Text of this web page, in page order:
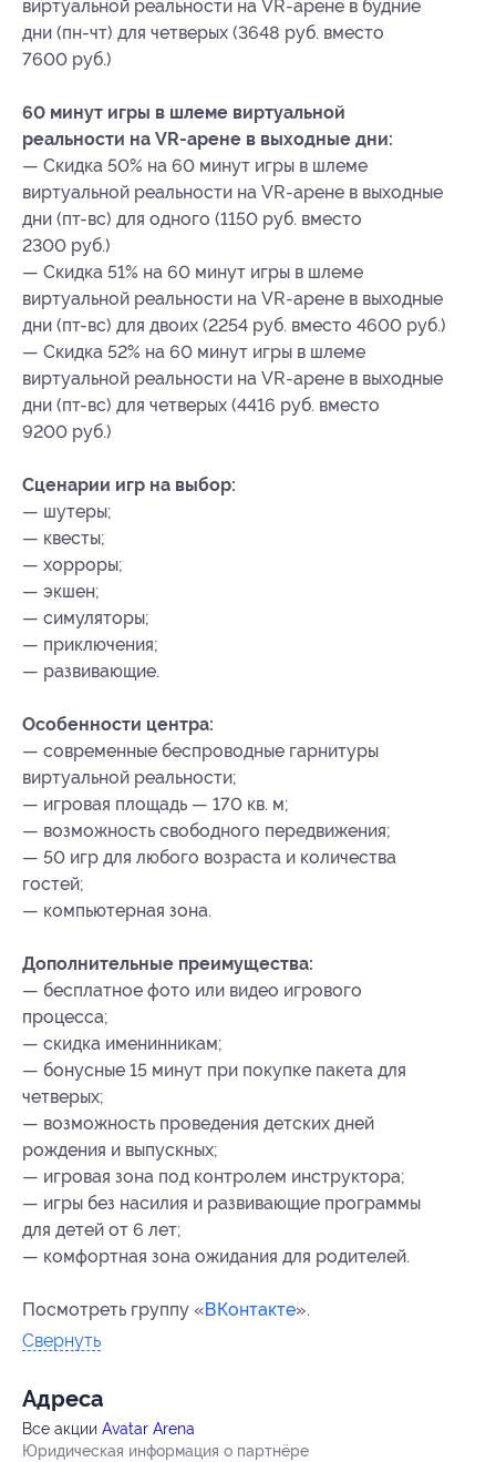
виртуальной реальности на VR-арене в будние
дни (пн-чт) для четверых (3648 руб. вместо
7600 руб.)
60 минут игры в шлеме виртуальной
реальности на VR-арене в выходные дни:
— Скидка 50% на 60 минут игры в шлеме
виртуальной реальности на VR-арене в выходные
дни (пт-вс) для одного (1150 руб. вместо
2300 руб.)
— Скидка 51% на 60 минут игры в шлеме
виртуальной реальности на VR-арене в выходные
дни (пт-вс) для двоих (2254 руб. вместо 4600 руб.)
— Скидка 52% на 60 минут игры в шлеме
виртуальной реальности на VR-арене в выходные
дни (пт-вс) для четверых (4416 руб. вместо
9200 руб.)
Сценарии игр на выбор:
— шутеры;
— квесты;
— хорроры;
— экшен;
— симуляторы;
— приключения;
— развивающие.
Особенности центра:
— современные беспроводные гарнитуры
виртуальной реальности;
— игровая площадь — 170 кв. м;
— возможность свободного передвижения;
— 50 игр для любого возраста и количества
гостей;
— компьютерная зона.
Дополнительные преимущества:
— бесплатное фото или видео игрового
процесса;
— скидка именинникам;
— бонусные 15 минут при покупке пакета для
четверых;
— возможность проведения детских дней
рождения и выпускных;
— игровая зона под контролем инструктора;
— игры без насилия и развивающие программы
для детей от 6 лет;
— комфортная зона ожидания для родителей.
Посмотреть группу «ВКонтакте».
Свернуть
Адресa
Все акции Avatar Arena
Юридическая информация о партнёре